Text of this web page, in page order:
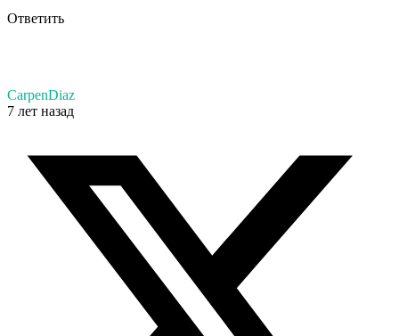
Ответить
CarpenDiaz
7 лет назад